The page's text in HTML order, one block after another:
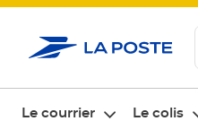
Le courrier Le colis